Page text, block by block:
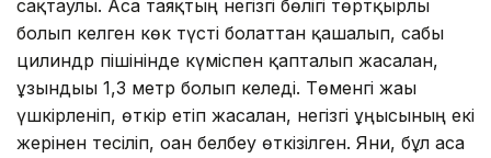
сақтаулы. Аса таяқтың негізгі бөлігі төртқырлы
болып келген көк түсті болаттан қашалып, сабы
цилиндр пішінінде күміспен қапталып жасалған,
ұзындығы 1,3 метр болып келеді. Төменгі жағы
үшкірленіп, өткір етіп жасалған, негізгі ұңғысының екі
жерінен тесіліп, оған белбеу өткізілген. Яғни, бұл аса